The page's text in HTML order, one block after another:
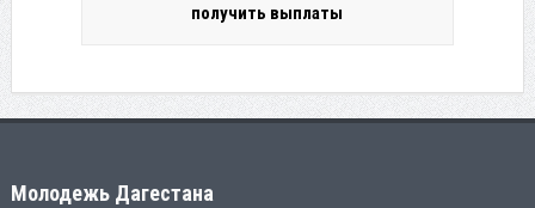
получить выплаты
Молодежь Дагестана